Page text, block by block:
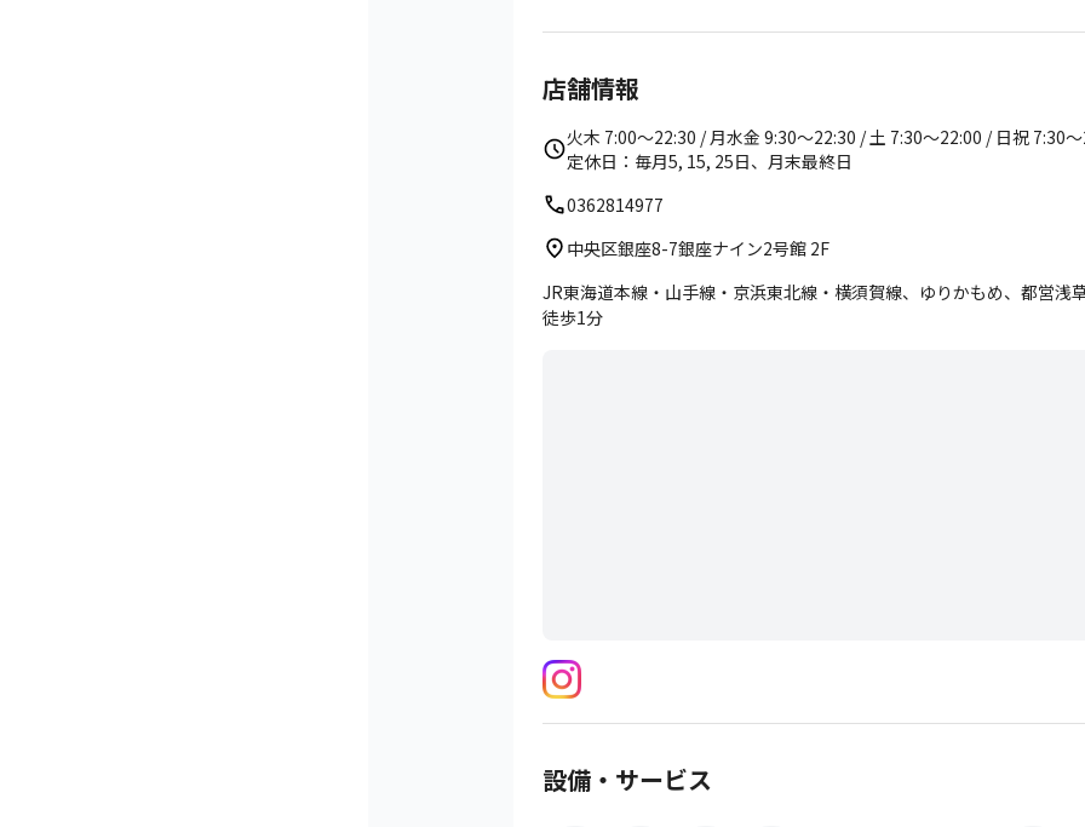
・替えの下着一式（必須）：ホットヨガは大量に汗をかくた
【店内レンタル】
以下のレンタル品を無料でご利用いただけます。
・バスタオル 2枚
・フェイスタオル 1枚
・ウェア上下
店舗情報
火木 7:00〜22:30 / 月水金 9:30〜22:30 / 土 7:30〜22:00 / 日祝 7:30
定休日：毎月5, 15, 25日、月末最終日
0362814977
中央区銀座8-7銀座ナイン2号館 2F
JR東海道本線・山手線・京浜東北線・横須賀線、ゆりかもめ、都営浅
徒歩1分
設備・サービス